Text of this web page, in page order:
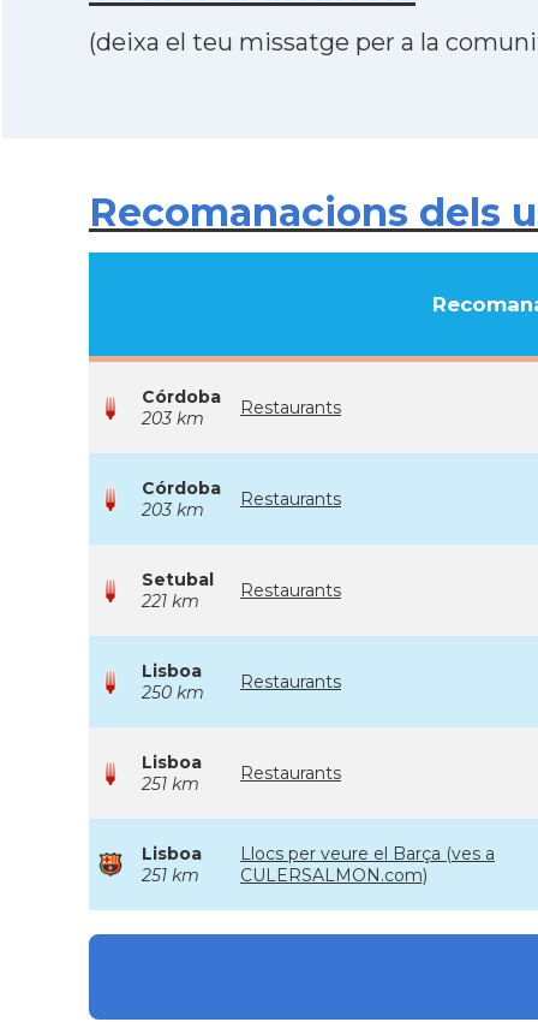
(deixa el teu missatge per a la
Recomanacions dels
Córdoba
203 km
Restaurants
Córdoba
203 km
Restaurants
Setubal
221 km
Restaurants
Lisboa
250 km
Restaurants
Lisboa
251 km
Restaurants
Lisboa
251 km
Llocs per veure el Barça (ves a
CULERSALMON.com)